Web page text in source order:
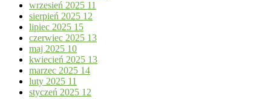
wrzesień 2025 11
sierpień 2025 12
lipiec 2025 15
czerwiec 2025 13
maj 2025 10
kwiecień 2025 13
marzec 2025 14
luty 2025 11
styczeń 2025 12